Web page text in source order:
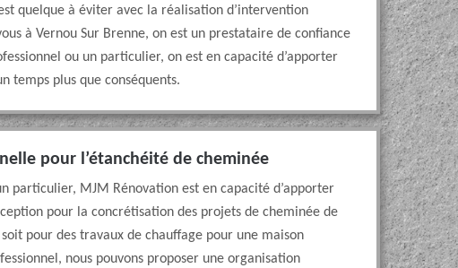
quelque à éviter avec la réalisation d’intervention
à Vernou Sur Brenne, on est un prestataire de confiance
ou un particulier, on est en capacité d’apporter
temps plus que conséquents.
pour l’étanchéité de cheminée
particulier, MJM Rénovation est en capacité d’apporter
pour la concrétisation des projets de cheminée de
pour des travaux de chauffage pour une maison
nous pouvons proposer une organisation